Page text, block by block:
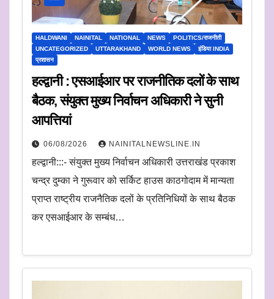
HALDWANI NAINITAL NATIONAL NEWS
POLITICS/राजनीती
UNCATEGORIZED
UTTARAKHAND WORLD NEWS
इंडिया INDIA
प्रशासन
हल्द्वानी : एसआईआर पर राजनीतिक दलों के साथ
बैठक, संयुक्त मुख्य निर्वाचन अधिकारी ने सुनी
आपत्तियां
06/08/2026 NAINITALNEWSLINE.IN
हल्द्वानी:::- संयुक्त मुख्य निर्वाचन अधिकारी उत्तराखंड प्रकाश
चन्द्र दुम्का ने गुरूवार को सर्किट हाउस काठगोदाम में मान्यता
प्राप्त राष्ट्रीय राजनैतिक दलों के प्रतिनिधियों के साथ बैठक
कर एसआईआर के सम्बंध…